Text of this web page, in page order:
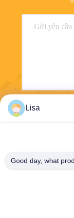
Lisa
Good day, what